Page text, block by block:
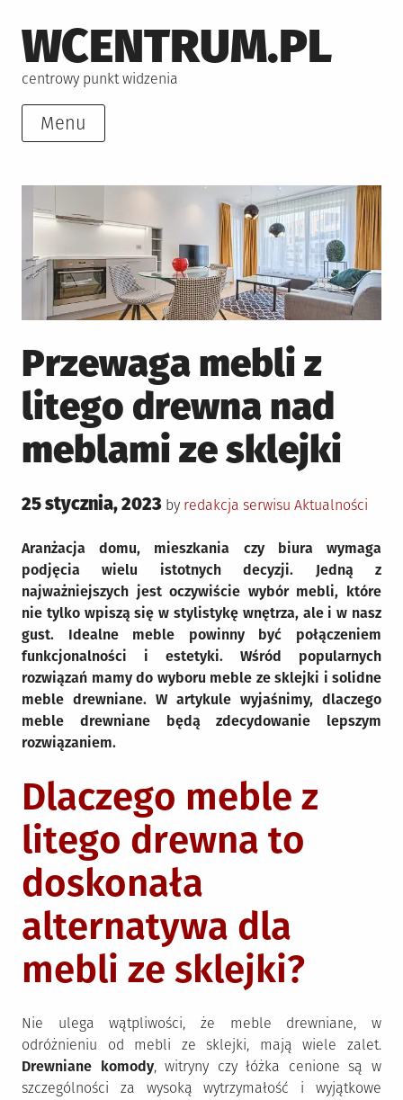
to
content
WCENTRUM.PL
centrowy punkt widzenia
Menu
Przewaga mebli z
litego drewna nad
meblami ze sklejki
Posted
25 stycznia, 2023 by redakcja serwisu Posted
Aktualności
Aranżacja domu, mieszkania czy biura wymaga
podjęcia wielu istotnych decyzji. Jedną z
najważniejszych jest oczywiście wybór mebli, które
nie tylko wpiszą się w stylistykę wnętrza, ale i w nasz
gust. Idealne meble powinny być połączeniem
funkcjonalności i estetyki. Wśród popularnych
rozwiązań mamy do wyboru meble ze sklejki i solidne
meble drewniane. W artykule wyjaśnimy, dlaczego
meble drewniane będą zdecydowanie lepszym
rozwiązaniem.
Dlaczego meble z
litego drewna to
doskonała
alternatywa dla
mebli ze sklejki?
Nie ulega wątpliwości, że meble drewniane, w
odróżnieniu od mebli ze sklejki, mają wiele zalet.
Drewniane komody, witryny czy łóżka cenione są w
szczególności za wysoką wytrzymałość i wyjątkowe